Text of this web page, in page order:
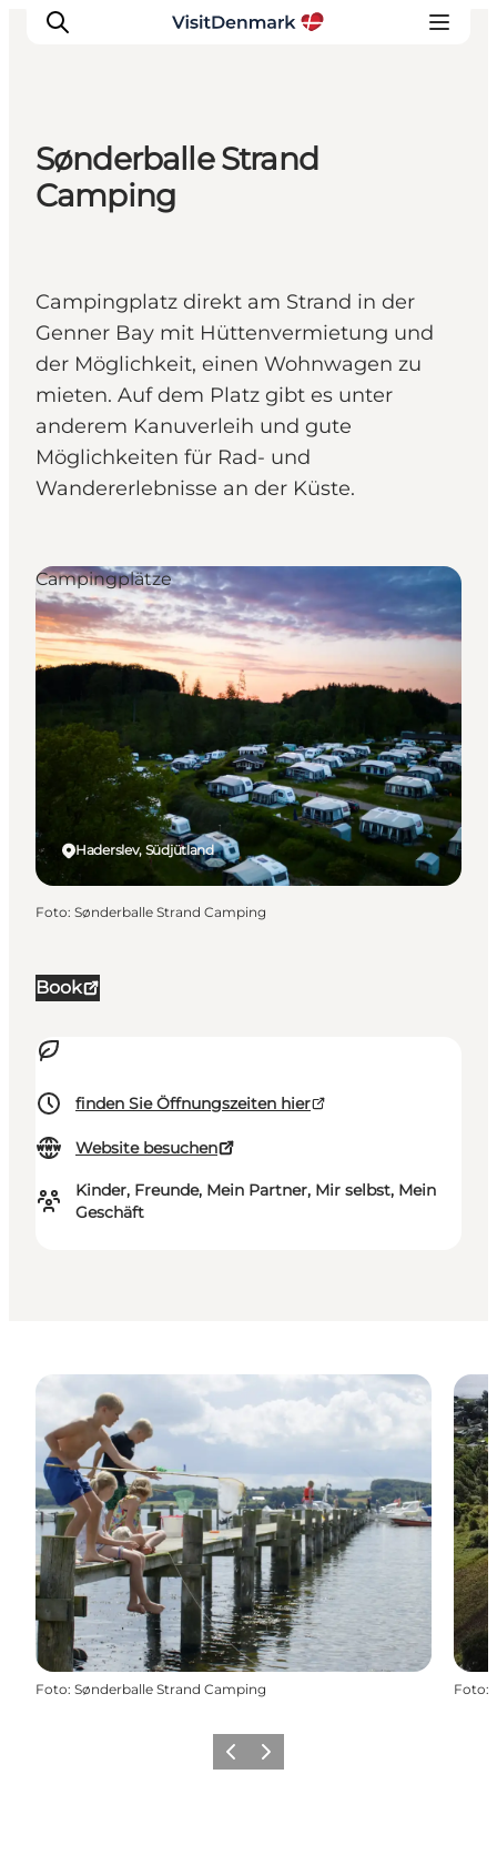
Inspiration
Regionen
Reiseplanung
Sønderballe Strand
Camping
Campingplatz direkt am Strand in der
Genner Bay mit Hüttenvermietung und
der Möglichkeit, einen Wohnwagen zu
mieten. Auf dem Platz gibt es unter
anderem Kanuverleih und gute
Möglichkeiten für Rad- und
Wandererlebnisse an der Küste.
Book
finden Sie Öffnungszeiten hier
Website besuchen
Kinder, Freunde, Mein Partner, Mir selbst, Mein
Geschäft
Haderslev, Südjütland
Campingplätze
Foto: Sønderballe Strand Camping
Foto: Sønderballe Strand Camping Foto:
ZurückWeiter